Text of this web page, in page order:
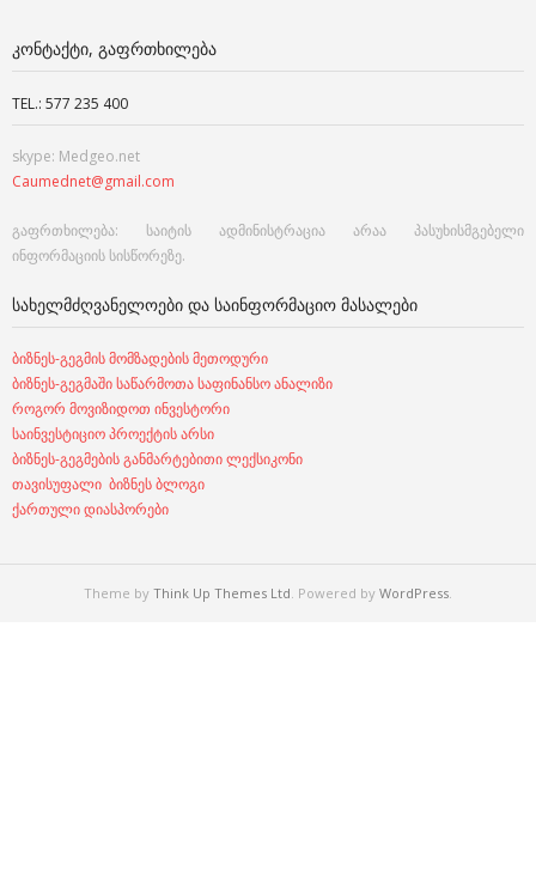
ᲙᲝᲜᲢᲐᲥᲢᲘ, ᲒᲐᲤᲠᲗᲮᲘᲚᲔᲑᲐ
TEL.: 577 235 400
skype: Medgeo.net
Caumednet@gmail.com
გაფრთხილება: საიტის ადმინისტრაცია არაა პასუხისმგებელი
ინფორმაციის სისწორეზე.
ᲡᲐᲮᲔᲚᲛᲫᲦᲕᲐᲜᲔᲚᲝᲔᲑᲘ ᲓᲐ ᲡᲐᲘᲜᲤᲝᲠᲛᲐᲪᲘᲝ ᲛᲐᲡᲐᲚᲔᲑᲘ
ბიზნეს-გეგმის მომზადების მეთოდური
ბიზნეს-გეგმაში საწარმოთა საფინანსო ანალიზი
როგორ მოვიზიდოთ ინვესტორი
საინვესტიციო პროექტის არსი
ბიზნეს-გეგმების განმარტებითი ლექსიკონი
თავისუფალი ბიზნეს ბლოგი
ქართული დიასპორები
Theme by Think Up Themes Ltd. Powered by WordPress.